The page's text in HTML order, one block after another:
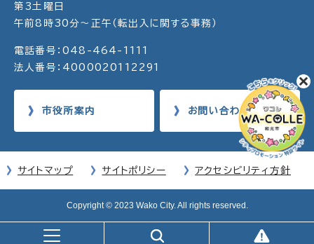
第3土曜日
午前8時30分～正午（転出入に関する事務）
電話番号：048-464-1111
法人番号：4000020112291
市役所案内 お問い合わせ
サイトマップ サイトポリシー アクセシビリティ方針
Copyright © 2023 Wako City. All rights reserved.